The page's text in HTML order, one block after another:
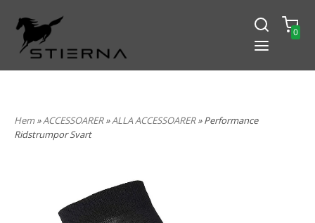
0
Hem»ACCESSOARER»ALLA ACCESSOARER» Performance
Ridstrumpor Svart